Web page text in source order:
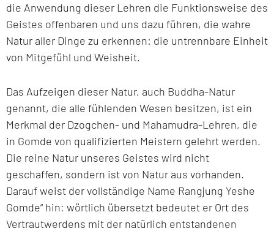
die Anwendung dieser Lehren die Funktionsweise des
Geistes offenbaren und uns dazu führen, die wahre
Natur aller Dinge zu erkennen: die untrennbare Einheit
von Mitgefühl und Weisheit.
Das Aufzeigen dieser Natur, auch Buddha-Natur
genannt, die alle fühlenden Wesen besitzen, ist ein
Merkmal der Dzogchen- und Mahamudra-Lehren, die
in Gomde von qualifizierten Meistern gelehrt werden.
Die reine Natur unseres Geistes wird nicht
geschaffen, sondern ist von Natur aus vorhanden.
Darauf weist der vollständige Name Rangjung Yeshe
Gomde“ hin: wörtlich übersetzt bedeutet er Ort des
Vertrautwerdens mit der natürlich entstandenen